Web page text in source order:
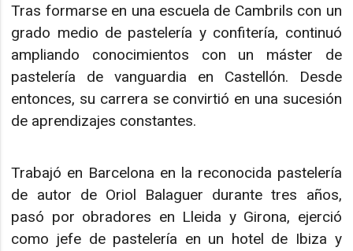
Tras formarse en una escuela de Cambrils con un
grado medio de pastelería y confitería, continuó
ampliando conocimientos con un máster de
pastelería de vanguardia en Castellón. Desde
entonces, su carrera se convirtió en una sucesión
de aprendizajes constantes.
Trabajó en Barcelona en la reconocida pastelería
de autor de Oriol Balaguer durante tres años,
pasó por obradores en Lleida y Girona, ejerció
como jefe de pastelería en un hotel de Ibiza y